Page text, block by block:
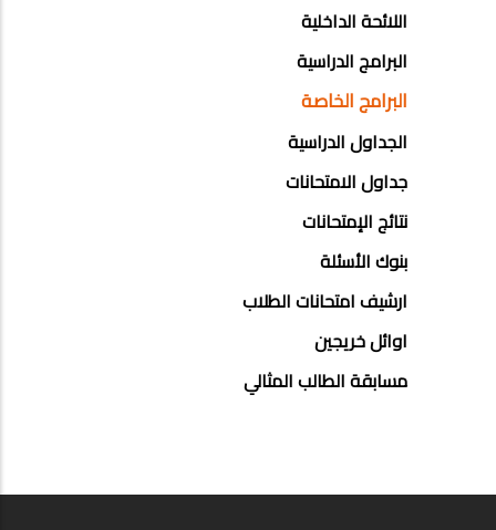
اللائحة الداخلية
البرامج الدراسية
البرامج الخاصة
الجداول الدراسية
جداول الامتحانات
نتائج الإمتحانات
بنوك الأسئلة
ارشيف امتحانات الطلاب
اوائل خريجين
مسابقة الطالب المثالي